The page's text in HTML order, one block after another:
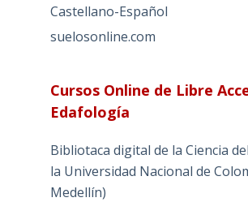
Castellano-Español
suelosonline.com
Cursos Online de Libre
Edafología
Bibliotaca digital de la Ciencia
la Universidad Nacional de
Medellín)